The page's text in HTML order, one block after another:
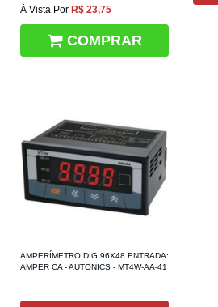
À Vista Por R$ 23,75
COMPRAR
AMPERÍMETRO DIG 96X48 ENTRADA:
AMPER CA - AUTONICS - MT4W-AA-41